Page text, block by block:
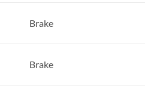
Brake
Brake